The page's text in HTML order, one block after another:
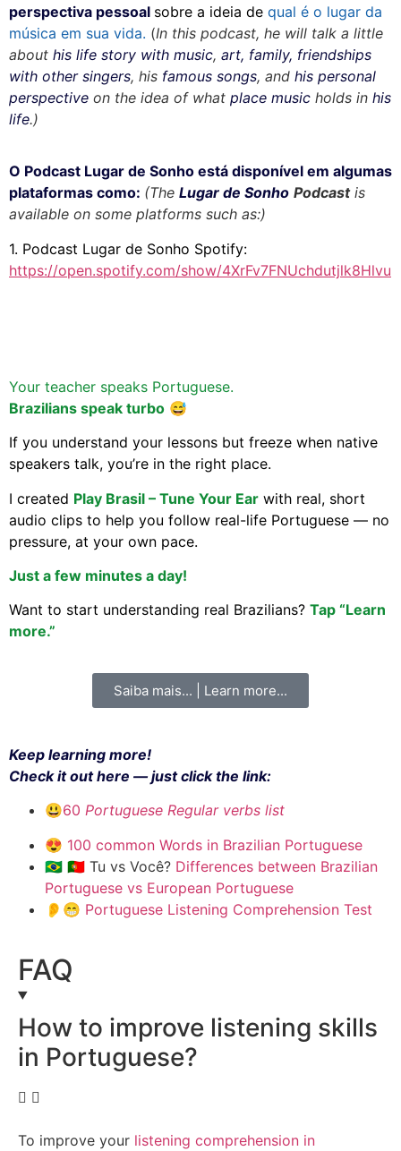
perspectiva pessoal sobre a ideia de qual é o lugar da
música em sua vida. (In this podcast, he will talk a little
about his life story with music, art, family, friendships
with other singers, his famous songs, and his personal
perspective on the idea of what place music holds in his
life.)
O Podcast Lugar de Sonho está disponível em algumas
plataformas como: (The Lugar de Sonho Podcastis
available on some platforms such as:)
1. Podcast Lugar de Sonho Spotify:
https://open.spotify.com/show/4XrFv7FNUchdutjlk8Hlvu
Your teacher speaks Portuguese.
Brazilians speak turbo 😅
If you understand your lessons but freeze when native
speakers talk, you’re in the right place.
I created Play Brasil – Tune Your Ear with real, short
audio clips to help you follow real-life Portuguese — no
pressure, at your own pace.
Just a few minutes a day!
Want to start understanding real Brazilians? Tap “Learn
more.”
Saiba mais... | Learn more...
Keep learning more!
Check it out here — just click the link:
😃60 Portuguese Regular verbs list
😍 100 common Words in Brazilian Portuguese
🇧🇷 🇵🇹 Tu vs Você? Differences between Brazilian
Portuguese vs European Portuguese
👂 😁 Portuguese Listening Comprehension Test
FAQ
How to improve listening skills
in Portuguese?
To improve your listening comprehension in